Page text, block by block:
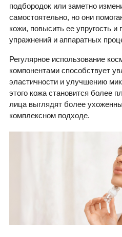
подбородок или заметно
самостоятельно, но они
кожи, повысить ее упругость
упражнений и аппаратных
Регулярное использование
компонентами способствует
эластичности и улучшению
этого кожа становится более
лица выглядят более
комплексном подходе.